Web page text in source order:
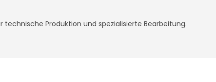
Produktion und spezialisierte Bearbeitung.